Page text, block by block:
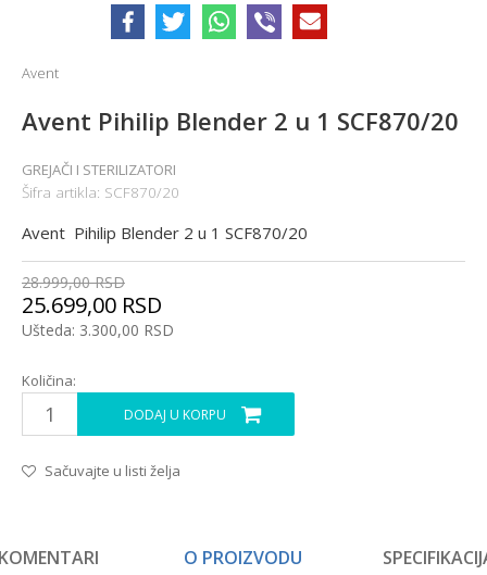
Avent
Avent Pihilip Blender 2 u 1 SCF870/20
GREJAČI I STERILIZATORI
Šifra artikla: SCF870/20
Avent Pihilip Blender 2 u 1 SCF870/20
28.999,00 RSD
25.699,00 RSD
Ušteda: 3.300,00 RSD
Količina:
DODAJ U KORPU
Sačuvajte u listi želja
O PROIZVODU